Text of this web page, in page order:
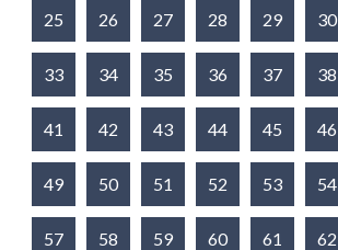
25 26 27 28 29 30
33 34 35 36 37 38
41 42 43 44 45 46
49 50 51 52 53 54
57 58 59 60 61 62